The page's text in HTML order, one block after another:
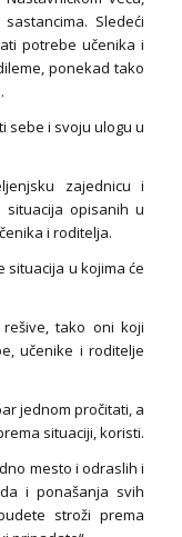
Sledeći
potrebe učenika i
ponekad tako
sebe i svoju ulogu u
zajednicu i
situacija opisanih u
i roditelja.
situacija u kojima će
tako oni koji
učenike i roditelje
jednom pročitati, a
situaciji, koristi.
mesto i odraslih i
i ponašanja svih
stroži prema